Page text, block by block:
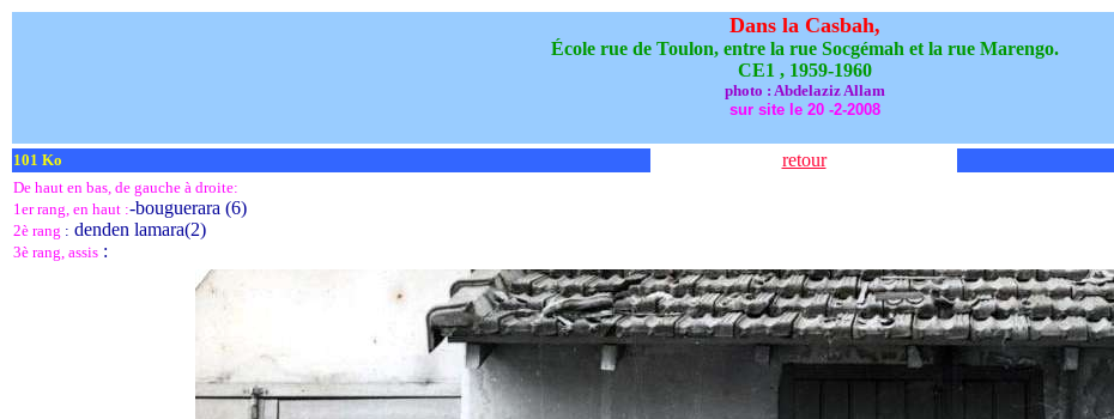
Dans la Casbah,
École rue de Toulon, entre la rue Socgémah et la rue Marengo.
CE1 , 1959-1960
photo : Abdelaziz Allam
sur site le 20 -2-2008
101 Ko retour
De haut en bas, de gauche à droite:
1er rang, en haut :-bouguerara (6)
2è rang : denden lamara(2)
3è rang, assis :